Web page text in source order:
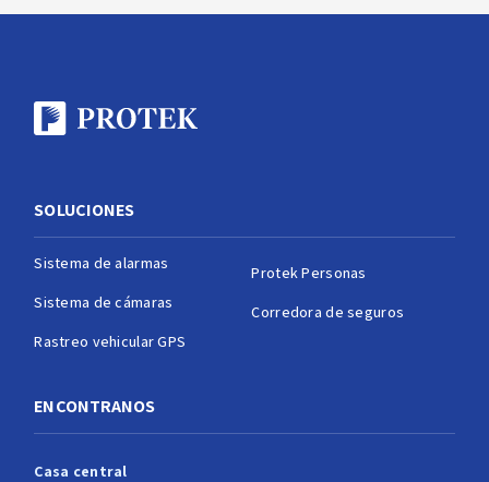
SOLUCIONES
Sistema de alarmas
Sistema de cámaras
Rastreo vehicular GPS
Protek Personas
Corredora de seguros
ENCONTRANOS
Casa central